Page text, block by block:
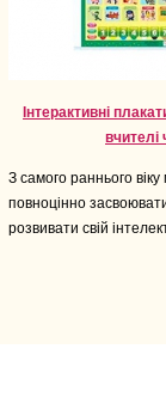
Інтерактивні
вчителі
З самого раннього
повноцінно
розвивати свій